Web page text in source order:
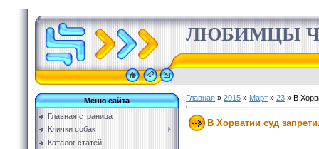
ЛЮБИМЦЫ
Меню сайта
Главная страница
Клички собак
Каталог статей
Главная » 2015 » Март » 23 » В
В Хорватии суд